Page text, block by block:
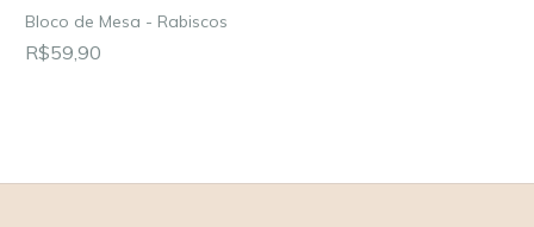
Bloco de Mesa - Rabiscos
R$59,90